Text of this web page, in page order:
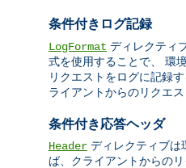
条件付きログ記録
LogFormat ディレクティ
式を使用することで、 環
リクエストをログに記録
ライアントからのリクエ
条件付き応答ヘッダ
Header ディレクティブは
ば、クライアントからの